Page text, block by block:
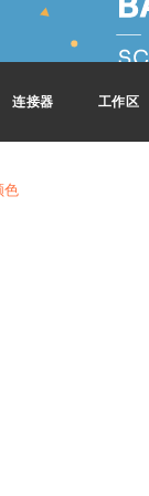
连接器 工作区
色